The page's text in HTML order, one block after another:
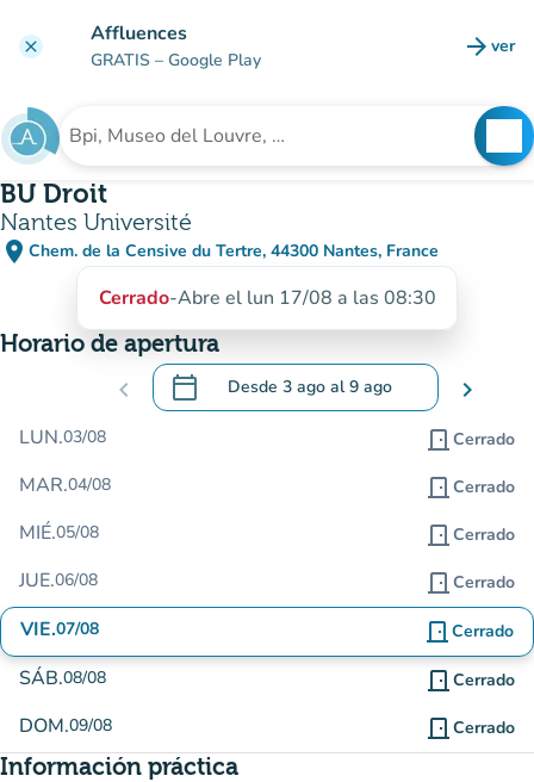
clear Affluences
GRATIS – Google Play arrow_forward ver
Buscar un establecimiento
BU Droit
Nantes Université
place Chem. de la Censive du Tertre, 44300 Nantes, France
(abrir en Google Maps)
(nueva pestaña)
Cerrado-Abre el lun 17/08 a las 08:30
Horario de apertura
chevron_left calendar_today Desde 3 ago al9 ago
.Abra el calendario para cambiar las
chevron_right
LUN.03/08 door_front Cerrado
MAR.04/08 door_front Cerrado
MIÉ.05/08 door_front Cerrado
JUE.06/08 door_front Cerrado
VIE.07/08 door_front Cerrado
SÁB.08/08 door_front Cerrado
DOM.09/08 door_front Cerrado
Información práctica